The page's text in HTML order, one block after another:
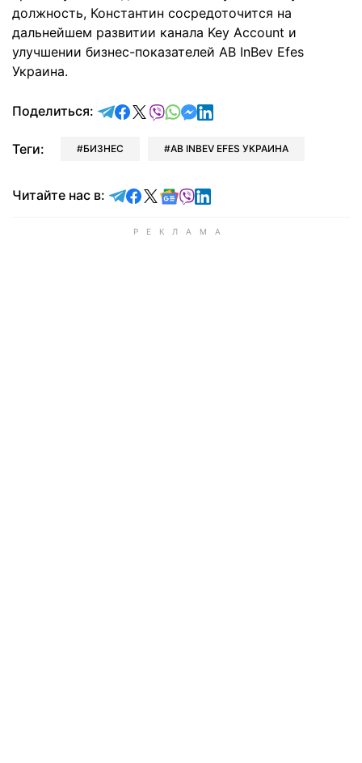
должность, Константин сосредоточится на
дальнейшем развитии канала Key Account и
улучшении бизнес-показателей AB InBev Efes
Украина.
Поделиться: отправить в Telegram
поделиться в Facebook
поделиться в X
отправить в Viber
отправить в Whatsapp
отправить в Messenger
отправить в LinkedIn
Теги: БИЗНЕС AB INBEV EFES УКРАИНА
Читайте нас в: Читайте в Telegram
Читайте в Facebook
Читайте в X
Читайте в Google news
Читайте в Viber
Читайте в LinkedIn